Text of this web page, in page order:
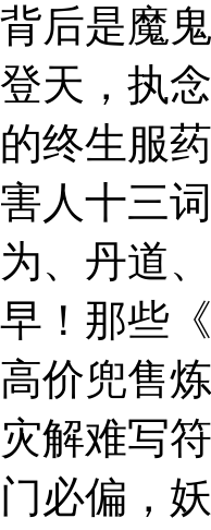
背后是魔
登天，执
的终生服
害人十三
为、丹道
早！那些
高价兜售
灾解难写
门必偏，